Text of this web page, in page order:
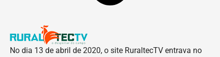
No dia 13 de abril de 2020, o site RuraltecTV entrava no